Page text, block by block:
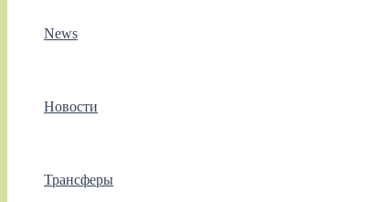
News
Новости
Трансферы